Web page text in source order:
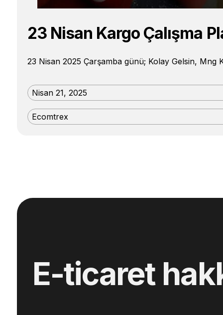
23 Nisan Kargo Çalışma
23 Nisan 2025 Çarşamba günü; Kolay Gelsin,
Nisan 21, 2025
Ecomtrex
E-ticaret